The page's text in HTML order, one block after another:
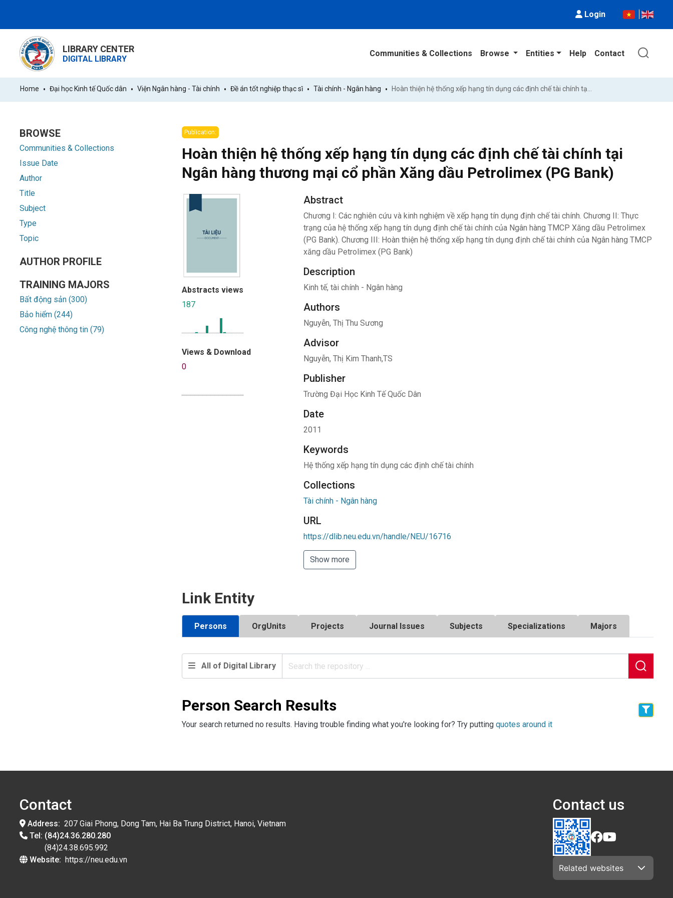
Login
LIBRARY CENTER
DIGITAL LIBRARY
Communities & Collections Browse Entities Help Contact
Home Đại học Kinh tế Quốc dân Viện Ngân hàng - Tài chính Đề án tốt nghiệp thạc sĩ Tài chính - Ngân hàng
BROWSE
Communities & Collections
Issue Date
Author
Title
Subject
Type
Topic
AUTHOR PROFILE
TRAINING MAJORS
Bất động sản (300)
Bảo hiểm (244)
Công nghệ thông tin (79)
Publication:
Hoàn thiện hệ thống xếp hạng tín dụng các định chế tài chính tại
Ngân hàng thương mại cổ phần Xăng dầu Petrolimex (PG Bank)
Abstracts views
187
Views & Download
0
Abstract
Chương I: Các nghiên cứu và kinh nghiệm về xếp hạng tín dụng định chế tài chính. Chương II: Thực
trạng của hệ thống xếp hạng tín dụng định chế tài chính của Ngân hàng TMCP Xăng dầu Petrolimex
(PG Bank). Chương III: Hoàn thiện hệ thống xếp hạng tín dụng định chế tài chính của Ngân hàng TMCP
xăng dầu Petrolimex (PG Bank)
Description
Kinh tế, tài chính - Ngân hàng
Authors
Nguyễn, Thị Thu Sương
Advisor
Nguyễn, Thị Kim Thanh,TS
Publisher
Trường Đại Học Kinh Tế Quốc Dân
Date
2011
Keywords
Hệ thống xếp hạng tín dụng các định chế tài chính
Collections
Tài chính - Ngân hàng
URL
https://dlib.neu.edu.vn/handle/NEU/16716
Show more
Link Entity
Persons OrgUnits Projects Journal Issues Subjects Specializations Majors
All of Digital Library
Person Search Results
Your search returned no results. Having trouble finding what you're looking for? Try putting quotes around it
Contact
Address: 207 Giai Phong, Dong Tam, Hai Ba Trung District, Hanoi, Vietnam
Tel: (84)24.36.280.280
(84)24.38.695.992
Website: https://neu.edu.vn
Contact us
Related websites